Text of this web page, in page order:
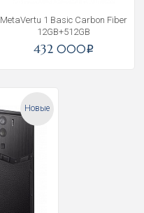
MetaVertu 1 Basic Carbon Fiber
12GB+512GB
432 000i
Новые